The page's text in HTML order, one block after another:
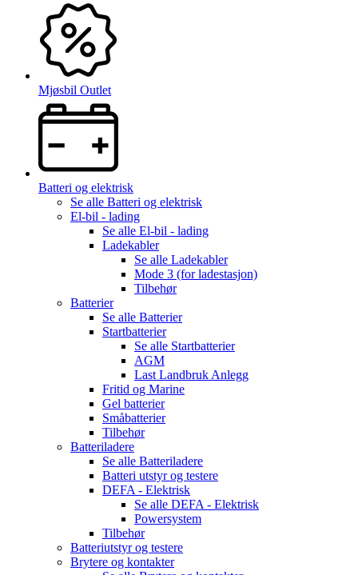
Mjøsbil Outlet
Batteri og elektrisk
Se alle Batteri og elektrisk
El-bil - lading
Se alle El-bil - lading
Ladekabler
Se alle Ladekabler
Mode 3 (for ladestasjon)
Tilbehør
Batterier
Se alle Batterier
Startbatterier
Se alle Startbatterier
AGM
Last Landbruk Anlegg
Fritid og Marine
Gel batterier
Småbatterier
Tilbehør
Batteriladere
Se alle Batteriladere
Batteri utstyr og testere
DEFA - Elektrisk
Se alle DEFA - Elektrisk
Powersystem
Tilbehør
Batteriutstyr og testere
Brytere og kontakter